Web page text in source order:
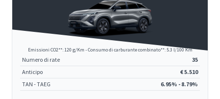
Emissioni CO2**: 120 g/Km - Consumo di carburante combinato**: 5.3 l/100 Km
Numero di rate
35
Anticipo
€ 5.510
TAN - TAEG
6.95% - 8.79%